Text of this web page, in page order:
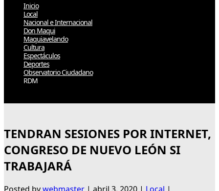
Inicio
Local
Nacional e Internacional
Don Maqui
Maquiavelando
Cultura
Espectáculos
Deportes
Observatorio Ciudadano
RDM
TENDRAN SESIONES POR INTERNET,
CONGRESO DE NUEVO LEÓN SI
TRABAJARÁ